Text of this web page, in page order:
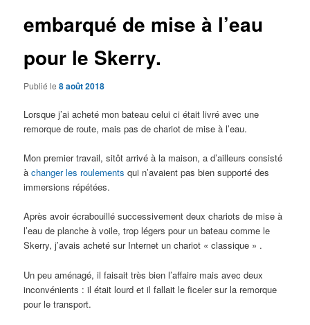
embarqué de mise à l’eau
pour le Skerry.
Publié le8 août 2018
Lorsque j’ai acheté mon bateau celui ci était livré avec une
remorque de route, mais pas de chariot de mise à l’eau.
Mon premier travail, sitôt arrivé à la maison, a d’ailleurs consisté
àchanger les roulements qui n’avaient pas bien supporté des
immersions répétées.
Après avoir écrabouillé successivement deux chariots de mise à
l’eau de planche à voile, trop légers pour un bateau comme le
Skerry, j’avais acheté sur Internet un chariot « classique » .
Un peu aménagé, il faisait très bien l’affaire mais avec deux
inconvénients : il était lourd et il fallait le ficeler sur la remorque
pour le transport.